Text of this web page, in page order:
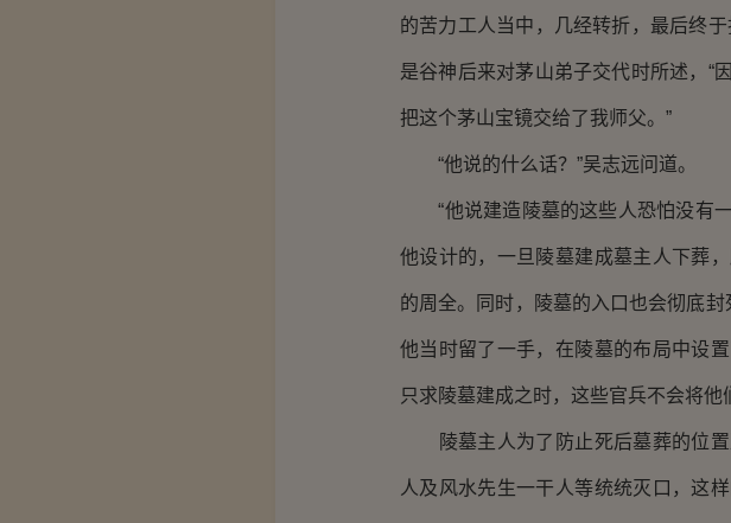
的苦力工人当中，几经转折，最后终
是谷神后来对茅山弟子交代时所述，“
把这个茅山宝镜交给了我师父。”
“他说的什么话？”吴志远问道。
“他说建造陵墓的这些人恐怕没有一
他设计的，一旦陵墓建成墓主人下葬
的周全。同时，陵墓的入口也会彻底封
他当时留了一手，在陵墓的布局中设
只求陵墓建成之时，这些官兵不会将
陵墓主人为了防止死后墓葬的位置
人及风水先生一干人等统统灭口，这